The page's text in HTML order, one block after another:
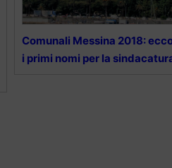
Comunali Messina 2018:
i primi nomi per la